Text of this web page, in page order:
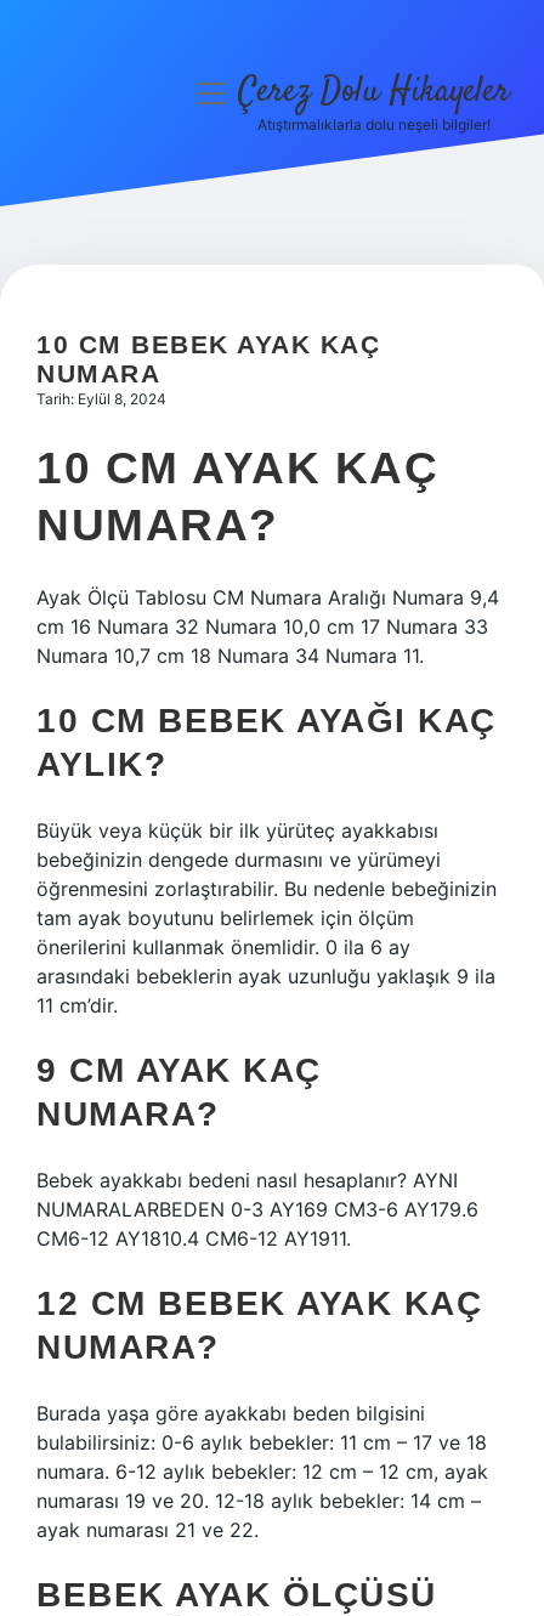
Hakkımızda
menüyüÇerez Dolu Hikayeler
Atıştırmalıklarla dolu neşeli bilgiler!
10 CM BEBEK AYAK KAÇ
NUMARA
Tarih: Eylül 8, 2024
10 CM AYAK KAÇ
NUMARA?
Ayak Ölçü Tablosu CM Numara Aralığı Numara 9,4
cm 16 Numara 32 Numara 10,0 cm 17 Numara 33
Numara 10,7 cm 18 Numara 34 Numara 11.
10 CM BEBEK AYAĞI KAÇ
AYLIK?
Büyük veya küçük bir ilk yürüteç ayakkabısı
bebeğinizin dengede durmasını ve yürümeyi
öğrenmesini zorlaştırabilir. Bu nedenle bebeğinizin
tam ayak boyutunu belirlemek için ölçüm
önerilerini kullanmak önemlidir. 0 ila 6 ay
arasındaki bebeklerin ayak uzunluğu yaklaşık 9 ila
11 cm’dir.
9 CM AYAK KAÇ
NUMARA?
Bebek ayakkabı bedeni nasıl hesaplanır? AYNI
NUMARALARBEDEN 0-3 AY169 CM3-6 AY179.6
CM6-12 AY1810.4 CM6-12 AY1911.
12 CM BEBEK AYAK KAÇ
NUMARA?
Burada yaşa göre ayakkabı beden bilgisini
bulabilirsiniz: 0-6 aylık bebekler: 11 cm – 17 ve 18
numara. 6-12 aylık bebekler: 12 cm – 12 cm, ayak
numarası 19 ve 20. 12-18 aylık bebekler: 14 cm –
ayak numarası 21 ve 22.
BEBEK AYAK ÖLÇÜSÜ